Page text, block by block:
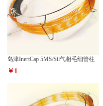
岛津InertCap 5MS/Sil气相毛细管柱
￥1